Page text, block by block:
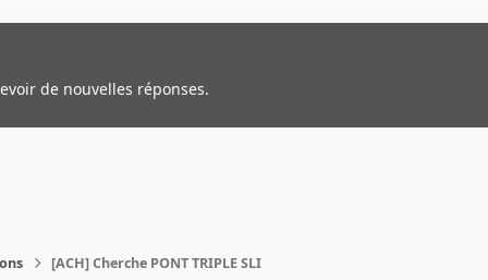
de nouvelles réponses.
[ACH] Cherche PONT TRIPLE SLI